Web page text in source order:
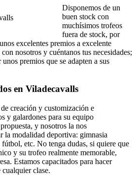
Disponemos de un
buen stock con
muchísimos trofeos
fuera de stock, por
excelentes premios a excelente
nosotros y cuéntanos tus necesidades;
premios que se adapten a sus
en Viladecavalls
creación y customización e
y galardones para su equipo
y nosotros la nos
la modalidad deportiva: gimnasia
etc. No tenga dudas, si quiere que
y su trofeo realmente memorable,
Estamos capacitados para hacer
clase.